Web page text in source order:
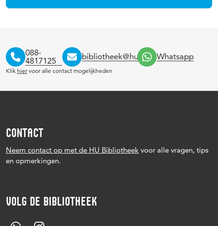
088-
4817125
bibliotheek@hu.nl Whatsapp
Klik hier voor alle contact mogelijkheden
CONTACT
Neem contact op met de HU Bibliotheek voor alle vragen, tips
en opmerkingen.
VOLG DE BIBLIOTHEEK